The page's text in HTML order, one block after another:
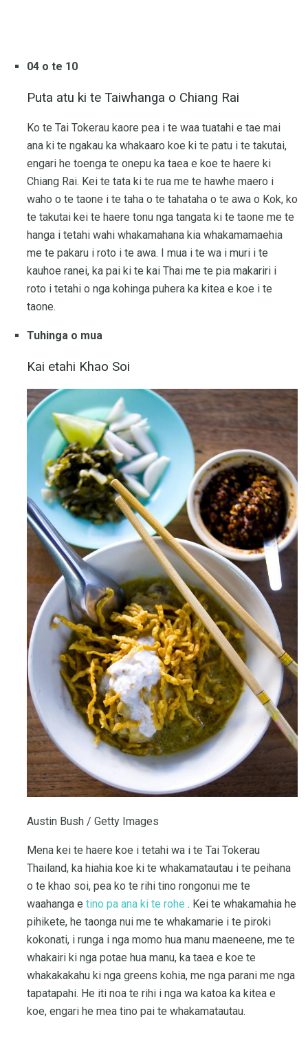
04 o te 10
Puta atu ki te Taiwhanga o Chiang Rai
Ko te Tai Tokerau kaore pea i te waa tuatahi e tae mai
ana ki te ngakau ka whakaaro koe ki te patu i te takutai,
engari he toenga te onepu ka taea e koe te haere ki
Chiang Rai. Kei te tata ki te rua me te hawhe maero i
waho o te taone i te taha o te tahataha o te awa o Kok, ko
te takutai kei te haere tonu nga tangata ki te taone me te
hanga i tetahi wahi whakamahana kia whakamamaehia
me te pakaru i roto i te awa. I mua i te wa i muri i te
kauhoe ranei, ka pai ki te kai Thai me te pia makariri i
roto i tetahi o nga kohinga puhera ka kitea e koe i te
taone.
Tuhinga o mua
Kai etahi Khao Soi
Austin Bush / Getty Images
Mena kei te haere koe i tetahi wa i te Tai Tokerau
Thailand, ka hiahia koe ki te whakamatautau i te peihana
o te khao soi, pea ko te rihi tino rongonui me te
waahanga e tino pa ana ki te rohe . Kei te whakamahia he
pihikete, he taonga nui me te whakamarie i te piroki
kokonati, i runga i nga momo hua manu maeneene, me te
whakairi ki nga potae hua manu, ka taea e koe te
whakakakahu ki nga greens kohia, me nga parani me nga
tapatapahi. He iti noa te rihi i nga wa katoa ka kitea e
koe, engari he mea tino pai te whakamatautau.